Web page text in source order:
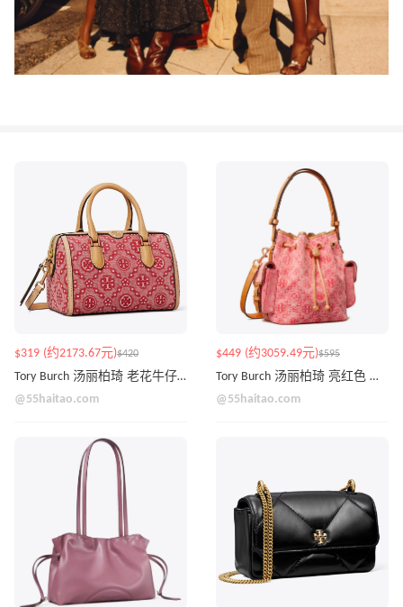
$319 (约2173.67元)$420
Tory Burch 汤丽柏琦 老花牛仔波士顿包 亮红色
@55haitao.com
$449 (约3059.49元)$595
Tory Burch 汤丽柏琦 亮红色 老花牛仔水桶包
@55haitao.com